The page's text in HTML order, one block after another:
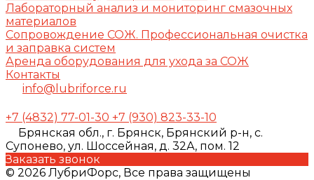
Лабораторный анализ и мониторинг смазочных
материалов
Сопровождение СОЖ. Профессиональная очистка
и заправка систем
Аренда оборудования для ухода за СОЖ
Контакты
info@lubriforce.ru
+7 (4832) 77-01-30 +7 (930) 823-33-10
Брянская обл., г. Брянск, Брянский р-н, с.
Супонево, ул. Шоссейная, д. 32А, пом. 12
Заказать звонок
© 2026 ЛубриФорс, Все права защищены